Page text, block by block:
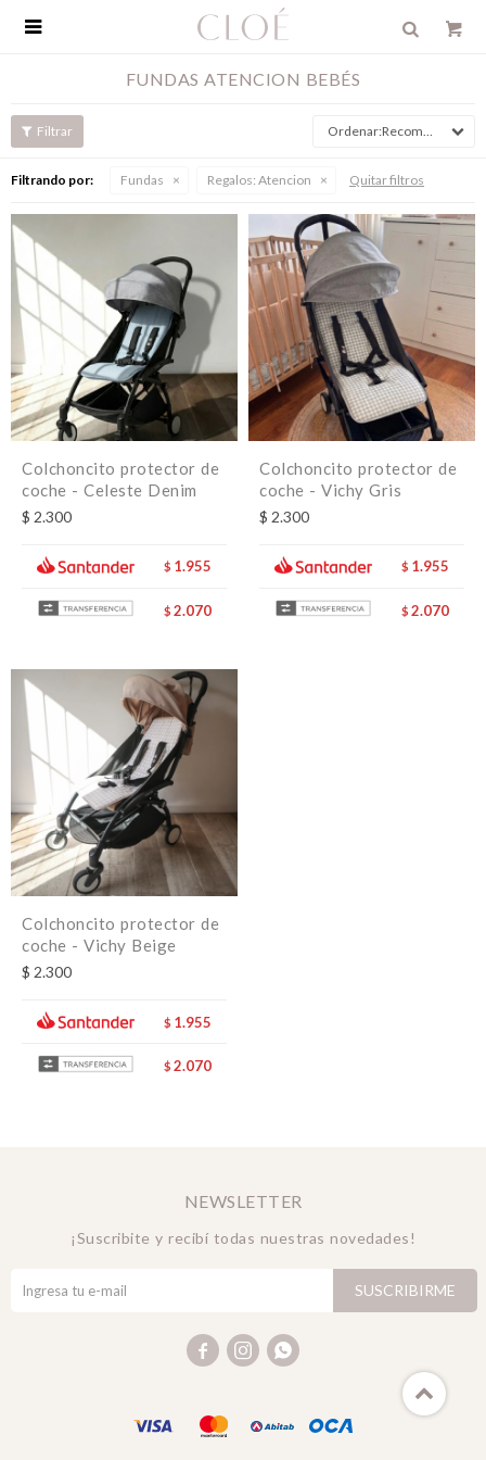

FUNDAS ATENCION BEBÉS
Recomendados
Filtrando por: Fundas Regalos: Atencion Quitar filtros
Colchoncito protector de
coche - Celeste Denim
$ 2.300
$ 1.955
$ 2.070
Colchoncito protector de
coche - Vichy Gris
$ 2.300
$ 1.955
$ 2.070
Colchoncito protector de
coche - Vichy Beige
$ 2.300
$ 1.955
$ 2.070
NEWSLETTER
¡Suscribite y recibí todas nuestras novedades!
SUSCRIBIRME
  